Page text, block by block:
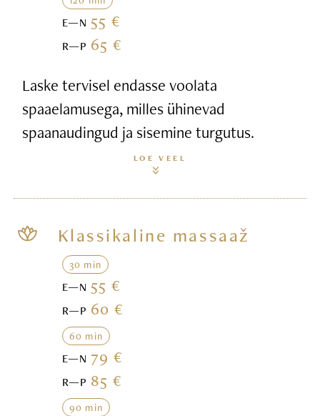
E—N 55 €
R—P 65 €
Laske tervisel endasse voolata
spaaelamusega, milles ühinevad
spaanaudingud ja sisemine turgutus.
LOE VEEL
Klassikaline massaaž
30 min
E—N 55 €
R—P 60 €
60 min
E—N 79 €
R—P 85 €
90 min